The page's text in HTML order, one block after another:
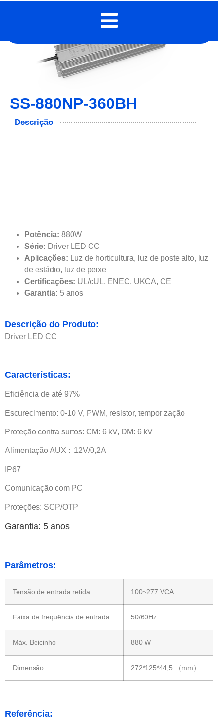
SS-880NP-360BH
Descrição
Potência: 880W
Série: Driver LED CC
Aplicações: Luz de horticultura, luz de poste alto, luz
de estádio, luz de peixe
Certificações: UL/cUL, ENEC, UKCA, CE
Garantia: 5 anos
Descrição do Produto:
Driver LED CC
Características:
Eficiência de até 97%
Escurecimento: 0-10 V, PWM, resistor, temporização
Proteção contra surtos: CM: 6 kV, DM: 6 kV
Alimentação AUX : 12V/0,2A
IP67
Comunicação com PC
Proteções: SCP/OTP
Garantia: 5 anos
Parâmetros:
Tensão de entrada retida 100~277 VCA
Faixa de frequência de entrada 50/60Hz
Máx. Beicinho 880 W
Dimensão 272*125*44,5 （mm）
Referência: